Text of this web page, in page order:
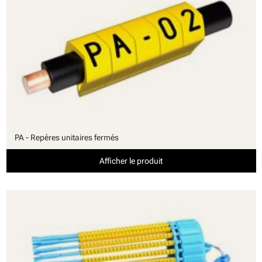
PA - Repères unitaires fermés
Afficher le produit